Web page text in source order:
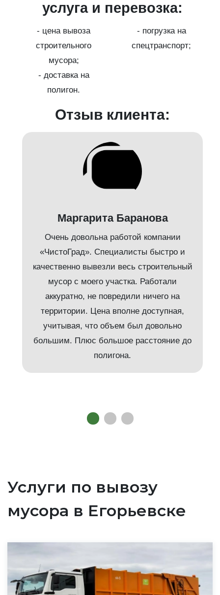
услуга и перевозка:
- цена вывоза
строительного
мусора;
- погрузка на
спецтранспорт;
- доставка на
полигон.
Отзыв клиента:
Маргарита Баранова
Очень довольна работой компании
«ЧистоГрад». Специалисты быстро и
качественно вывезли весь строительный
мусор с моего участка. Работали
аккуратно, не повредили ничего на
территории. Цена вполне доступная,
учитывая, что объем был довольно
большим. Плюс большое расстояние до
полигона.
Услуги по вывозу
мусора в Егорьевске